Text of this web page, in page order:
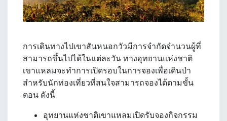
การเดินทางไปเขาสันหนอกวัวมีการจำกัดจำนวนผู้ที่
สามารถขึ้นไปได้ในแต่ละวัน ทางอุทยานแห่งชาติ
เขาแหลมจะทำการเปิดรอบในการจองเพื่อเดินป่า
สำหรับนักท่องเที่ยวที่สนใจสามารถจองได้ตามขั้น
ตอน ดังนี้
อุทยานแห่งชาติเขาแหลมเปิดรับจองกิจกรรม